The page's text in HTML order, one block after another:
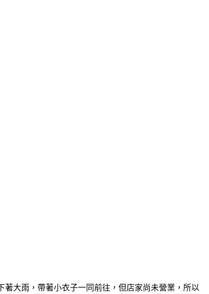
大雨，帶著小衣子一同前往，但店家尚未營業，所以